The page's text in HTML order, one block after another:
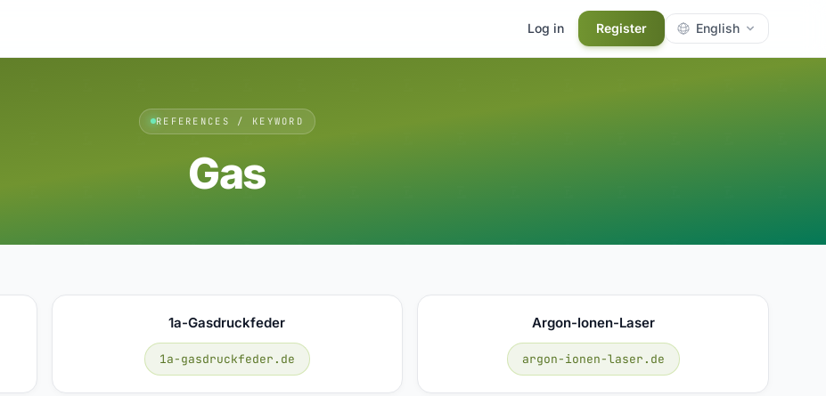
Log in Register English
REFERENCES / KEYWORD
Gas
1a-Gasdruckfeder
1a-gasdruckfeder.de
Argon-Ionen-Laser
argon-ionen-laser.de